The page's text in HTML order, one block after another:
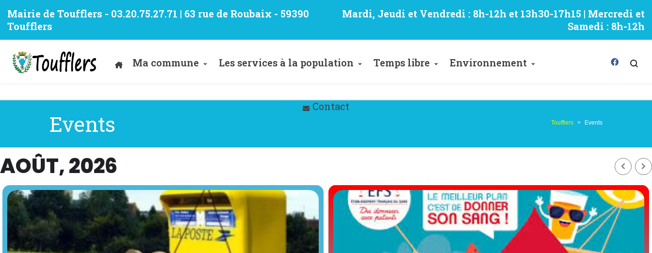
Mairie de Toufflers - 03.20.75.27.71 | 63 rue de Roubaix - 59390
Toufflers
Mardi, Jeudi et Vendredi : 8h-12h et 13h30-17h15 | Mercredi et
Samedi : 8h-12h
Ma commune Les services à la population Temps libre Environnement
Contact
Events Toufflers > Events
AOÛT, 2026